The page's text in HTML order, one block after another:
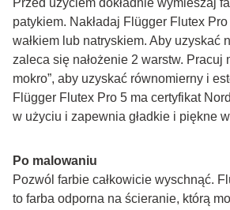
Przed użyciem dokładnie wymieszaj
patykiem. Nakładaj Flügger Flutex
wałkiem lub natryskiem. Aby uzyskać
zaleca się nałożenie 2 warstw. Pracuj
mokro”, aby uzyskać równomierny i
Flügger Flutex Pro 5 ma certyfikat
w użyciu i zapewnia gładkie i piękne
Po malowaniu
Pozwól farbie całkowicie wyschnąć.
to farba odporna na ścieranie, którą